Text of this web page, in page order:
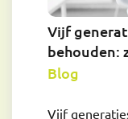
Vijf
behouden:
Blog
Vijf